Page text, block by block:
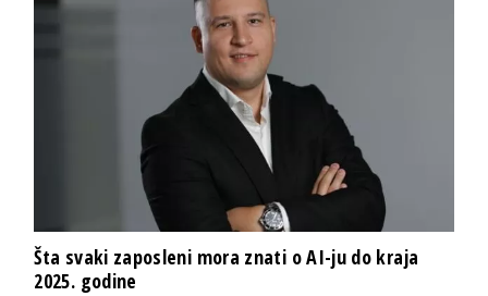
Šta svaki zaposleni mora znati o AI-ju do kraja
2025. godine